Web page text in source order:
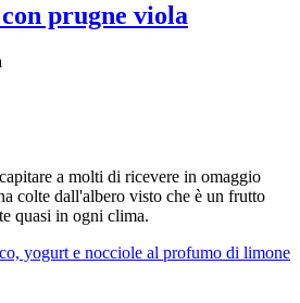
prugne viola
a molti di ricevere in omaggio
colte dall'albero visto che è un frutto
quasi in ogni clima.